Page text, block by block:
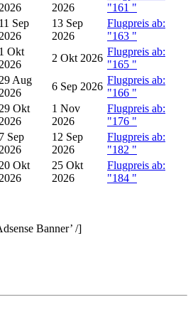
2026
2026
"161 "
11 Sep
2026
13 Sep
2026
Flugpreis ab:
"163 "
1 Okt
2026
2 Okt 2026
Flugpreis ab:
"165 "
29 Aug
2026
6 Sep 2026
Flugpreis ab:
"166 "
29 Okt
2026
1 Nov
2026
Flugpreis ab:
"176 "
7 Sep
2026
12 Sep
2026
Flugpreis ab:
"182 "
20 Okt
2026
25 Okt
2026
Flugpreis ab:
"184 "
Banner’ /]